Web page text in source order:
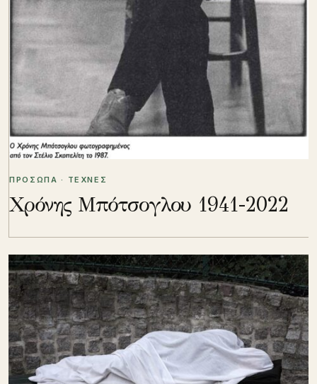
ΠΡΟΣΩΠΑ · ΤΕΧΝΕΣ
Χρόνης Μπότσογλου 1941-2022